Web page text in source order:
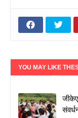
YOU MAY LIKE